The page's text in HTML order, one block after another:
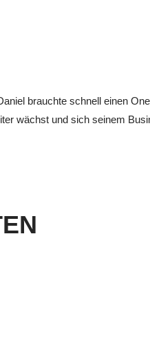
brauchte schnell einen
wächst und sich seinem